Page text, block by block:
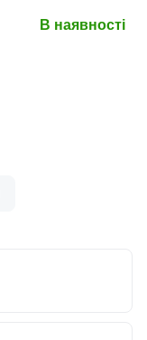
В наявності